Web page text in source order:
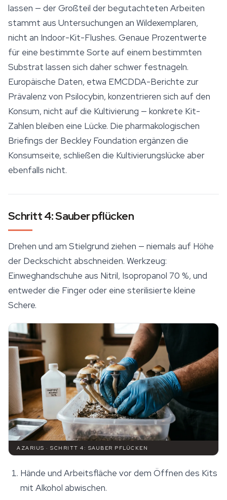
lassen — der Großteil der begutachteten Arbeiten
stammt aus Untersuchungen an Wildexemplaren,
nicht an Indoor-Kit-Flushes. Genaue Prozentwerte
für eine bestimmte Sorte auf einem bestimmten
Substrat lassen sich daher schwer festnageln.
Europäische Daten, etwa EMCDDA-Berichte zur
Prävalenz von Psilocybin, konzentrieren sich auf den
Konsum, nicht auf die Kultivierung — konkrete Kit-
Zahlen bleiben eine Lücke. Die pharmakologischen
Briefings der Beckley Foundation ergänzen die
Konsumseite, schließen die Kultivierungslücke aber
ebenfalls nicht.
Schritt 4: Sauber pflücken
Drehen und am Stielgrund ziehen — niemals auf Höhe
der Deckschicht abschneiden. Werkzeug:
Einweghandschuhe aus Nitril, Isopropanol 70 %, und
entweder die Finger oder eine sterilisierte kleine
Schere.
AZARIUS · SCHRITT 4: SAUBER PFLÜCKEN
Hände und Arbeitsfläche vor dem Öffnen des Kits
mit Alkohol abwischen.